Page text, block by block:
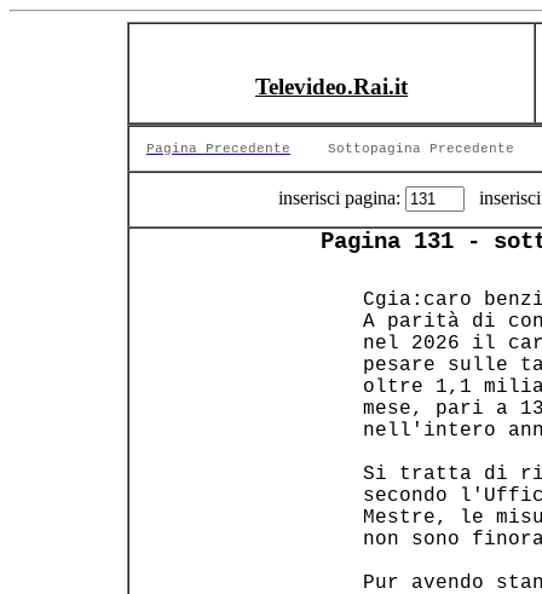
Televideo.Rai.it
Pagina Precedente Sottopagina Precedente
inserisci pagina:
Pagina 131 -
Cgia:caro
A parità di
nel 2026 il
pesare sulle
oltre 1,1
mese, pari
Si tratta di
secondo
Mestre, le
non sono
Pur avendo